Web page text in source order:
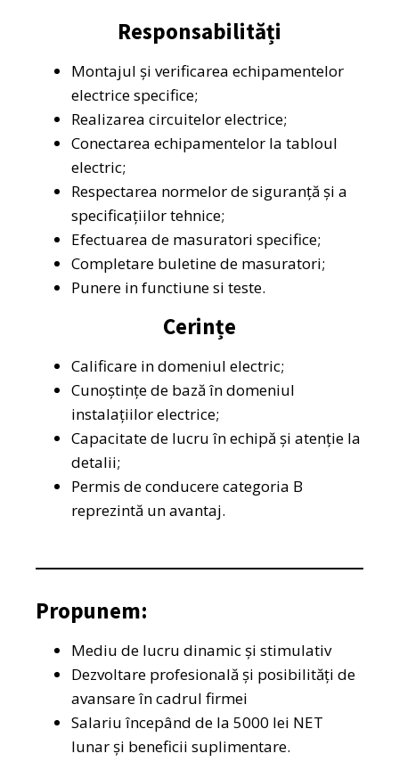
Responsabilități
Montajul și verificarea echipamentelor
electrice specifice;
Realizarea circuitelor electrice;
Conectarea echipamentelor la tabloul
electric;
Respectarea normelor de siguranță și a
specificațiilor tehnice;
Efectuarea de masuratori specifice;
Completare buletine de masuratori;
Punere in functiune si teste.
Cerințe
Calificare in domeniul electric;
Cunoștințe de bază în domeniul
instalațiilor electrice;
Capacitate de lucru în echipă și atenție la
detalii;
Permis de conducere categoria B
reprezintă un avantaj.
Propunem:
Mediu de lucru dinamic și stimulativ
Dezvoltare profesională și posibilități de
avansare în cadrul firmei
Salariu începând de la 5000 lei NET
lunar și beneficii suplimentare.